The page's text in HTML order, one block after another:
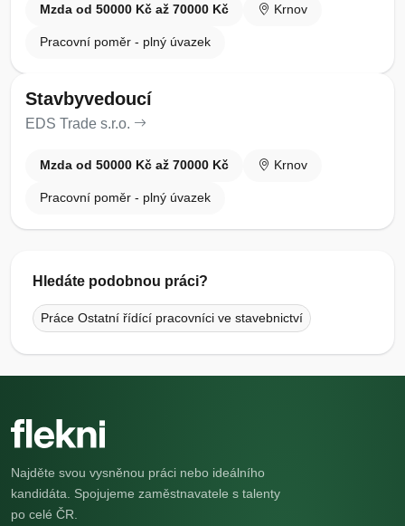
Mzda od 50000 Kč až 70000 Kč Krnov
Pracovní poměr - plný úvazek
Stavbyvedoucí
EDS Trade s.r.o.
Mzda od 50000 Kč až 70000 Kč Krnov
Pracovní poměr - plný úvazek
Hledáte podobnou práci?
Práce Ostatní řídící pracovníci ve stavebnictví
Najděte svou vysněnou práci nebo ideálního
kandidáta. Spojujeme zaměstnavatele s talenty
po celé ČR.